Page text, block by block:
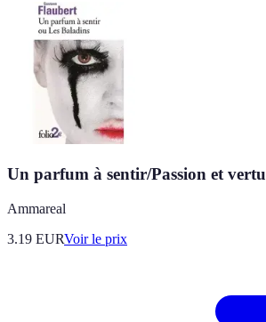
Un parfum à sentir/Passion et vertu
Ammareal
3.19 EURVoir le prix